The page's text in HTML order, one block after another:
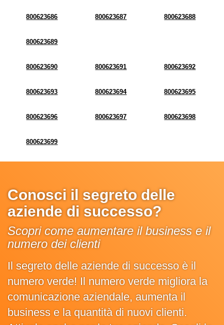
800623686 800623687 800623688
800623689
800623690 800623691 800623692
800623693 800623694 800623695
800623696 800623697 800623698
800623699
Conosci il segreto delle
aziende di successo?
Scopri come aumentare il business e il
numero dei clienti
Il segreto delle aziende di successo è il
numero verde! Il numero verde migliora la
comunicazione aziendale, aumenta il
business e la quantità di nuovi clienti.